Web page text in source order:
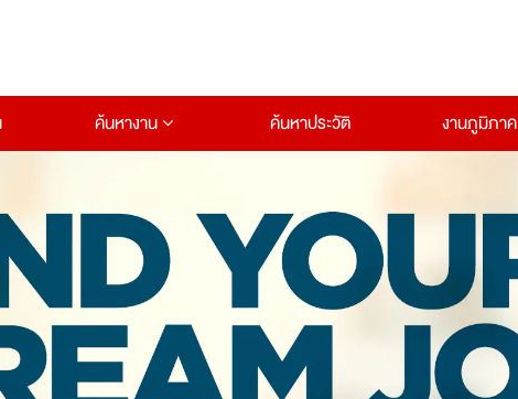
ค้นหางาน ค้นหาประวัติ งานภูมิภาค